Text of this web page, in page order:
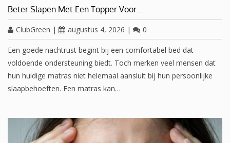
Beter Slapen Met Een Topper Voor…
ClubGreen | augustus 4, 2026 | 0
Een goede nachtrust begint bij een comfortabel bed dat
voldoende ondersteuning biedt. Toch merken veel mensen dat
hun huidige matras niet helemaal aansluit bij hun persoonlijke
slaapbehoeften. Een matras kan…